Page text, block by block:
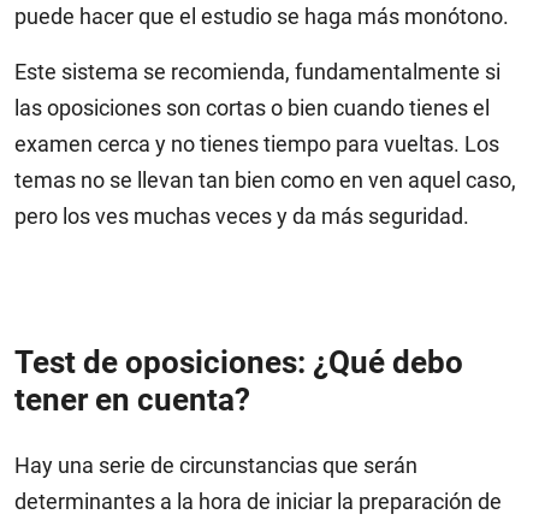
puede hacer que el estudio se haga más monótono.
Este sistema se recomienda, fundamentalmente si
las oposiciones son cortas o bien cuando tienes el
examen cerca y no tienes tiempo para vueltas. Los
temas no se llevan tan bien como en ven aquel caso,
pero los ves muchas veces y da más seguridad.
Test de oposiciones: ¿Qué debo
tener en cuenta?
Hay una serie de circunstancias que serán
determinantes a la hora de iniciar la preparación de